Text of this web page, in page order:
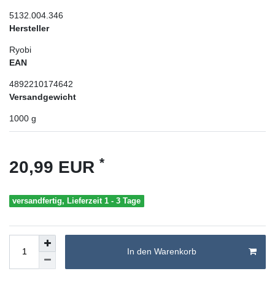
5132.004.346
Hersteller
Ryobi
EAN
4892210174642
Versandgewicht
1000 g
20,99 EUR *
versandfertig, Lieferzeit 1 - 3 Tage
In den Warenkorb